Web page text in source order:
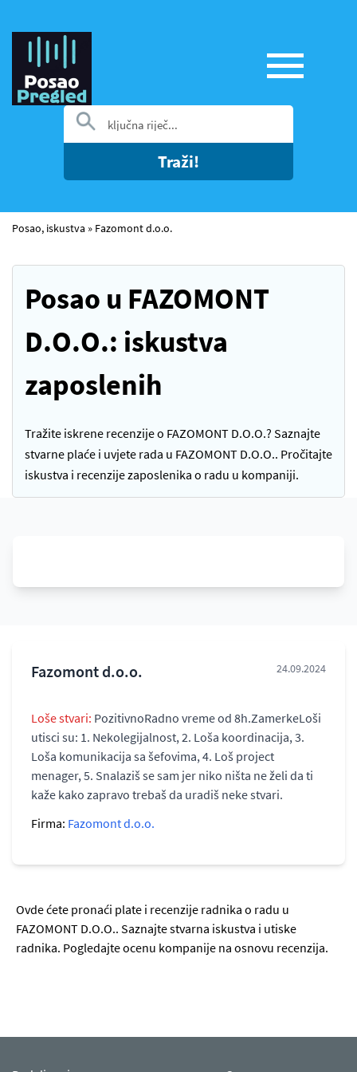
Traži!
Posao, iskustva » Fazomont d.o.o.
Posao u FAZOMONT
D.O.O.: iskustva
zaposlenih
Tražite iskrene recenzije o FAZOMONT D.O.O.? Saznajte
stvarne plaće i uvjete rada u FAZOMONT D.O.O.. Pročitajte
iskustva i recenzije zaposlenika o radu u kompaniji.
Fazomont d.o.o. 24.09.2024
Loše stvari: PozitivnoRadno vreme od 8h.ZamerkeLoši
utisci su: 1. Nekolegijalnost, 2. Loša koordinacija, 3.
Loša komunikacija sa šefovima, 4. Loš project
menager, 5. Snalaziš se sam jer niko ništa ne želi da ti
kaže kako zapravo trebaš da uradiš neke stvari.
Firma: Fazomont d.o.o.
Ovde ćete pronaći plate i recenzije radnika o radu u
FAZOMONT D.O.O.. Saznajte stvarna iskustva i utiske
radnika. Pogledajte ocenu kompanije na osnovu recenzija.